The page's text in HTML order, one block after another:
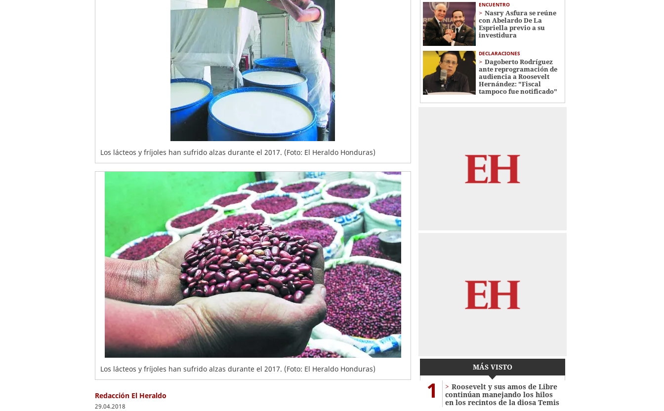
Los lácteos y fríjoles han sufrido alzas durante el 2017. (Foto: El Heraldo Honduras)
Los lácteos y fríjoles han sufrido alzas durante el 2017. (Foto: El Heraldo Honduras)
Redacción El Heraldo
29.04.2018
ENCUENTRO
Nasry Asfura se reúne
con Abelardo De La
Espriella previo a su
investidura
DECLARACIONES
Dagoberto Rodríguez
ante reprogramación de
audiencia a Roosevelt
Hernández: "Fiscal
tampoco fue notificado"
MÁS VISTO
1
Roosevelt y sus amos de Libre
continúan manejando los hilos
en los recintos de la diosa Temis